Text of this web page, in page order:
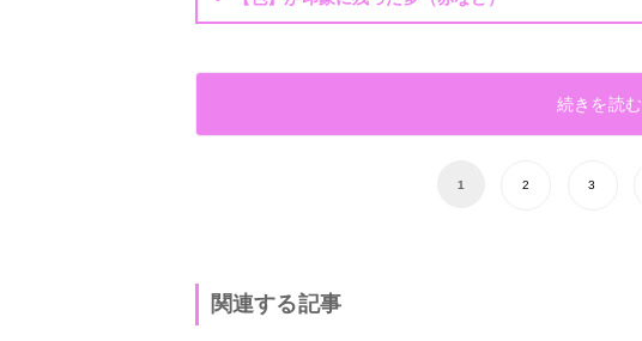
続きを読む
1 2 3
関連する記事